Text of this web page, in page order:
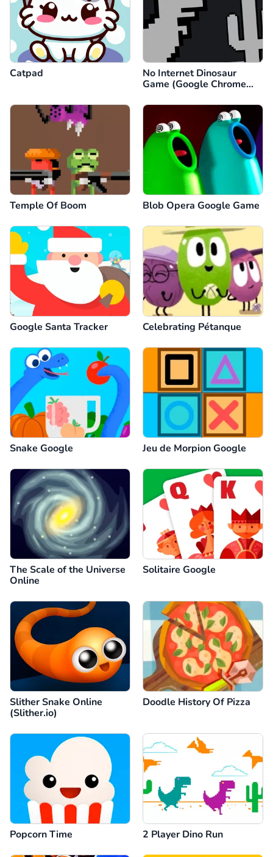
Catpad
No Internet Dinosaur
Game (Google Chrome
Temple Of Boom Blob Opera Google Game
Google Santa Tracker Celebrating Pétanque
Snake Google Jeu de Morpion Google
The Scale of the Universe
Online
Solitaire Google
Slither Snake Online
(Slither.io)
Doodle History Of Pizza
Popcorn Time 2 Player Dino Run